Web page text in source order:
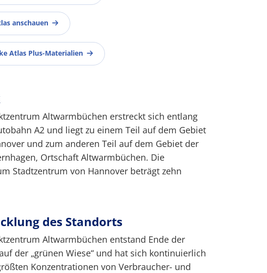
anschauen
Atlas Plus-Materialien
Altwarmbüchen erstreckt sich entlang
A2 und liegt zu einem Teil auf dem Gebiet
und zum anderen Teil auf dem Gebiet der
Ortschaft Altwarmbüchen. Die
Stadtzentrum von Hannover beträgt zehn
des Standorts
Altwarmbüchen entstand Ende der
der „grünen Wiese“ und hat sich kontinuierlich
Konzentrationen von Verbraucher- und